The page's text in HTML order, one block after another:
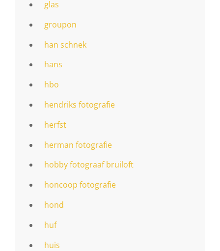
glas
groupon
han schnek
hans
hbo
hendriks fotografie
herfst
herman fotografie
hobby fotograaf bruiloft
honcoop fotografie
hond
huf
huis